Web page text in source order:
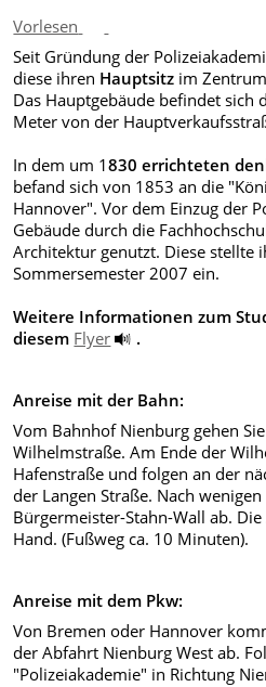
Vorlesen
Seit Gründung der
diese ihren Hauptsitz im
Das Hauptgebäude befindet
Meter von der
In dem um 1830 errichteten
befand sich von 1853 an die
Hannover". Vor dem Einzug der
Gebäude durch die
Architektur genutzt. Diese stellte
Sommersemester 2007 ein.
Weitere Informationen zum
diesem Flyer .
Anreise mit der Bahn:
Vom Bahnhof Nienburg gehen
Wilhelmstraße. Am Ende der
Hafenstraße und folgen an der
der Langen Straße. Nach
Bürgermeister-Stahn-Wall ab.
Hand. (Fußweg ca. 10 Minuten).
Anreise mit dem Pkw:
Von Bremen oder Hannover
der Abfahrt Nienburg West ab.
"Polizeiakademie" in Richtung